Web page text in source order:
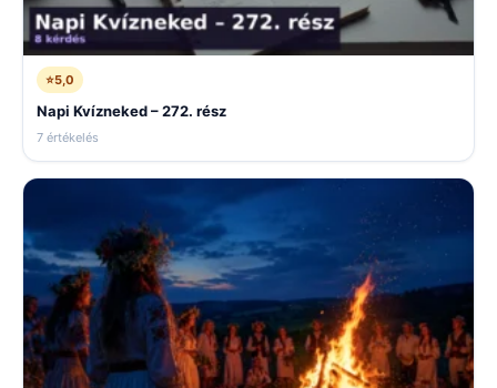
⭐5,0
Napi Kvízneked – 272. rész
7 értékelés